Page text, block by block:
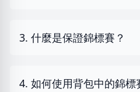
3. 什麼是保證錦標賽？
4. 如何使用背包中的錦標